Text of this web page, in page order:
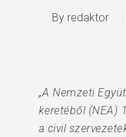
By redaktor
„A Nemzeti
keretéből (NEA)
a civil